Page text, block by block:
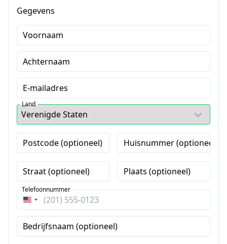
Gegevens
Voornaam
Achternaam
E-mailadres
Land
Postcode (optioneel) Huisnummer (optioneel)
Straat (optioneel) Plaats (optioneel)
Verenigde
Staten
+1
Telefoonnummer
Bedrijfsnaam (optioneel)